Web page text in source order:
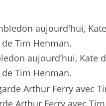
aujourd’hui, Kate
Tim Henman.
Arthur Ferry avec